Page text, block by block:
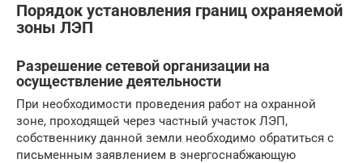
Порядок установления границ охраняемой
зоны ЛЭП
Разрешение сетевой организации на
осуществление деятельности
При необходимости проведения работ на охранной
зоне, проходящей через частный участок ЛЭП,
собственнику данной земли необходимо обратиться с
письменным заявлением в энергоснабжающую